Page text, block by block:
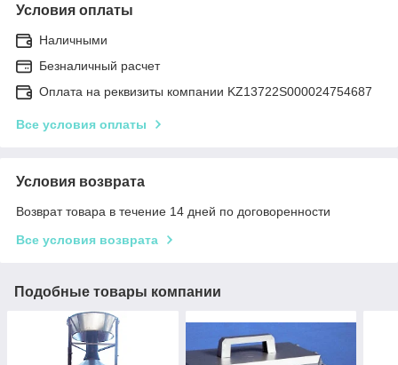
Условия оплаты
Наличными
Безналичный расчет
Оплата на реквизиты компании KZ13722S000024754687
Все условия оплаты
Условия возврата
Возврат товара в течение 14 дней по договоренности
Все условия возврата
Подобные товары компании